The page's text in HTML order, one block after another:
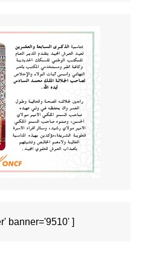
banner='9510' ]